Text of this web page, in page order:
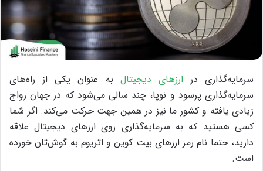
سرمایه‌گذاری در ارزهای دیجیتال به عنوان یکی از راه‌های
سرمایه‌گذاری پرسود و نوپا، چند سالی می‌شود که در جهان رواج
زیادی یافته و کشور ما نیز در همین جهت حرکت می‌کند. اگر شما
کسی هستید که به سرمایه‌گذاری روی ارزهای دیجیتال علاقه
دارید، حتما نام رمز ارزهای بیت کوین و اتریوم به گوش‌تان خورده
است.